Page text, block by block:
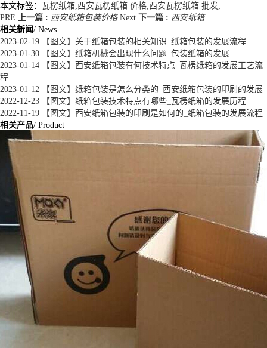
本文标签： 瓦楞纸箱 西安瓦楞纸箱 价格 西安瓦楞纸箱 批发
PRE
上一篇 : 西安纸箱包装价格 Next 下一篇 : 西安纸箱
相关新闻/ News
2023-02-19 【图文】关于纸箱包装的相关知识_纸箱包装的发展流程
2023-01-30 【图文】纸箱机械会出现什么问题_包装纸箱的发展
2023-01-14 【图文】西安纸箱包装有何技术特点_瓦楞纸箱的发展工艺流
程
2023-01-12 【图文】纸箱包装是怎么分类的_西安纸箱包装的印刷的发展
2022-12-23 【图文】纸箱包装技术特点有哪些_瓦楞纸箱的发展历程
2022-11-19 【图文】西安纸箱包装的印刷是如何的_纸箱包装的发展流程
相关产品/ Product